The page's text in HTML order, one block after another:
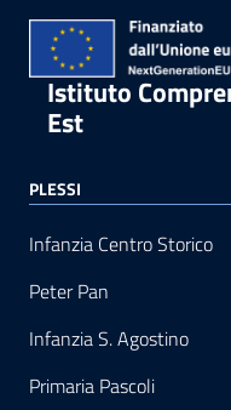
Istituto
Est
PLESSI
Infanzia Centro Storico
Peter Pan
Infanzia S. Agostino
Primaria Pascoli